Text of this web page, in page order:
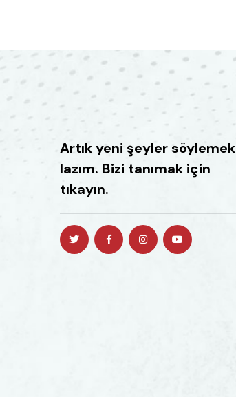
Artık yeni şeyler söylemek
lazım. Bizi tanımak için
tıkayın.